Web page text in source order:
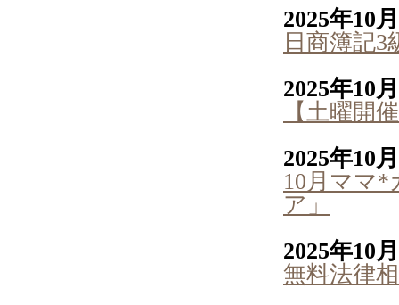
2025年10
日商簿記3
2025年10
【土曜開
2025年10
10月ママ
ア」
2025年10
無料法律